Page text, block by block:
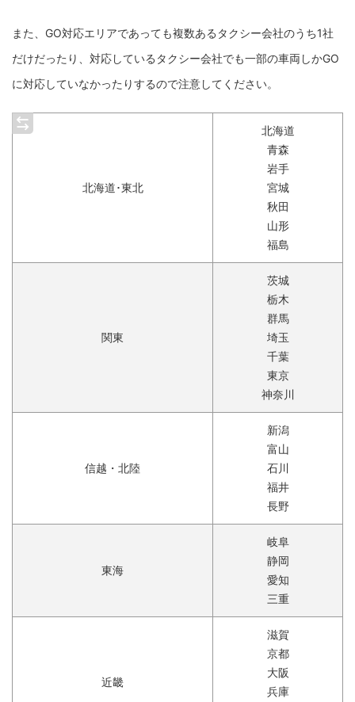
また、GO対応エリアであっても複数あるタクシー会社のうち1社
だけだったり、対応しているタクシー会社でも一部の車両しかGO
に対応していなかったりするので注意してください。
北海道･東北
北海道
青森
岩手
宮城
秋田
山形
福島
関東
茨城
栃木
群馬
埼玉
千葉
東京
神奈川
信越・北陸
新潟
富山
石川
福井
長野
東海
岐阜
静岡
愛知
三重
近畿
滋賀
京都
大阪
兵庫